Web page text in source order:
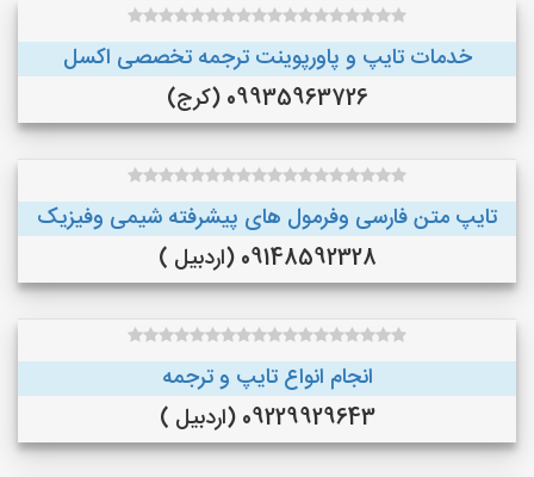
خدمات تایپ و پاورپوینت ترجمه تخصصی اکسل
09935963726 (کرج)
تایپ متن فارسی وفرمول های پیشرفته شیمی وفیزیک
09148592328 (اردبیل )
انجام انواع تایپ و ترجمه
09229929643 (اردبیل )